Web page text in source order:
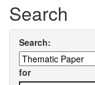
Search
Search:
for